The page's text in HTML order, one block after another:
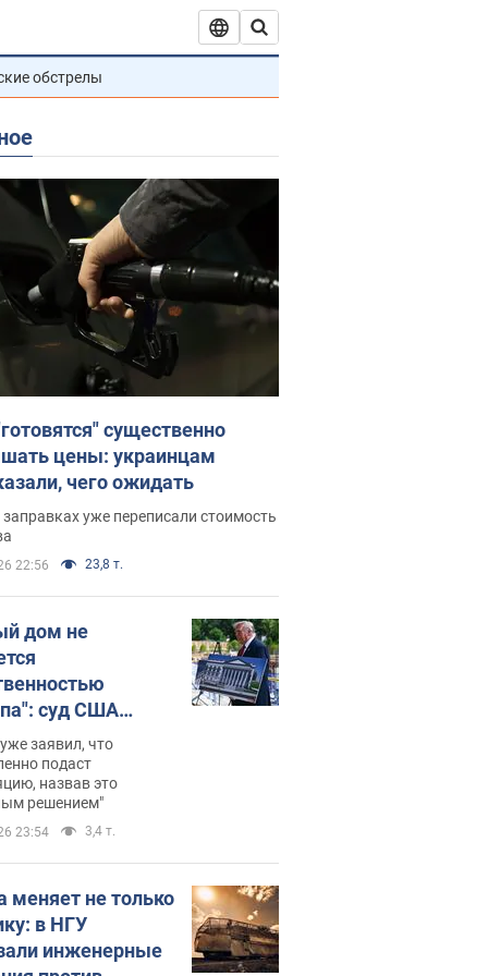
обстрелы
существенно
цены: украинцам
чего ожидать
уже переписали стоимость
22:56 23,8 т.
дом не
суд США
зала
400 млн
заявил, что
подаст
назвав это
решением"
23:54 3,4 т.
меняет не только
в НГУ
инженерные